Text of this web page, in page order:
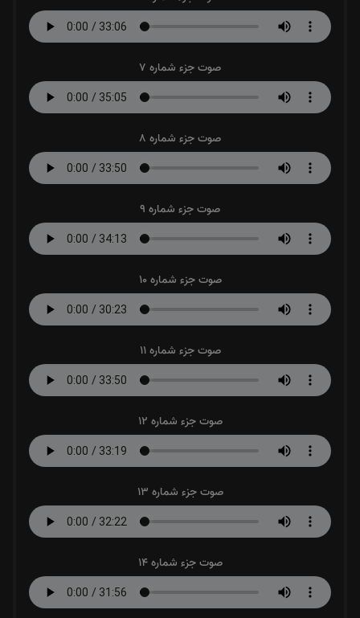
صوت جزء شماره 7
صوت جزء شماره 8
صوت جزء شماره 9
صوت جزء شماره 10
صوت جزء شماره 11
صوت جزء شماره 12
صوت جزء شماره 13
صوت جزء شماره 14